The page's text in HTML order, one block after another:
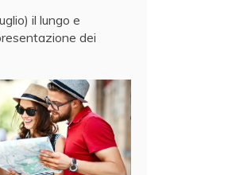
il lungo e
dei